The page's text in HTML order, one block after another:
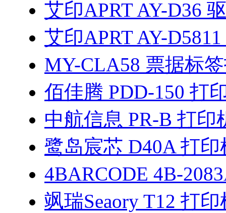
艾印APRT AY-D36
艾印APRT AY-
MY-CLA58 票据标
佰佳腾 PDD-150 打
中航信息 PR-B 打印
鹭岛宸芯 D40A 打印
4BARCODE 4B-
飒瑞Seaory T12 打